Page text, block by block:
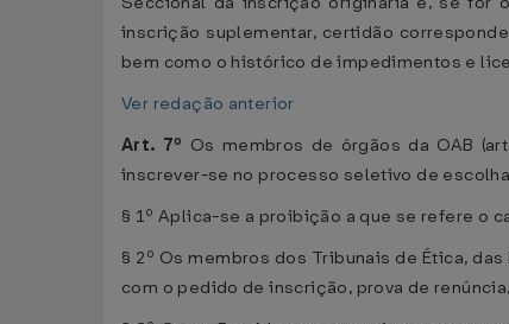
inscrição suplementar, certidão
bem como o histórico de impedimentos e
Ver redação anterior
Art. 7º Os membros de órgãos da OAB
inscrever-se no processo seletivo de
§ 1º Aplica-se a proibição a que se refere o
§ 2º Os membros dos Tribunais de Ética,
com o pedido de inscrição, prova de